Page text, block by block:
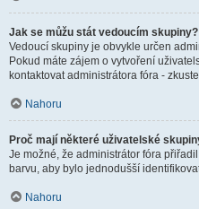
Jak se můžu stát vedoucím skupiny?
Vedoucí skupiny je obvykle určen
Pokud máte zájem o vytvoření
kontaktovat administrátora fóra -
Nahoru
Proč mají některé uživatelské
Je možné, že administrátor fóra
barvu, aby bylo jednodušší
Nahoru